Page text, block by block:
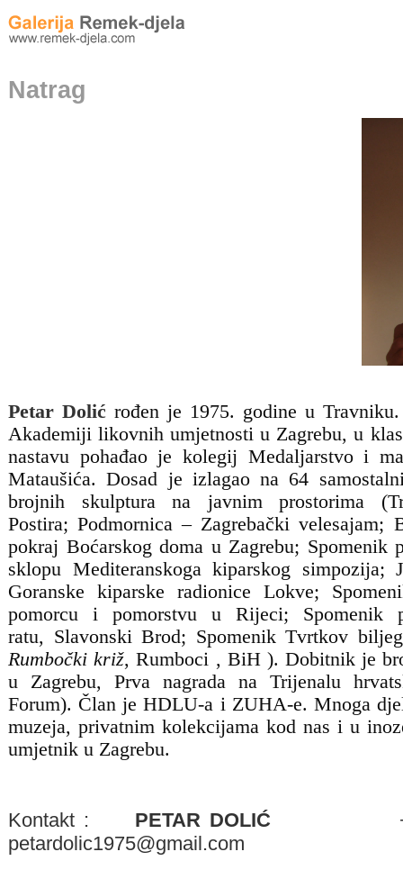
Natrag
Petar Dolić rođen je 1975. godine u
Akademiji likovnih umjetnosti u Zagrebu, u
nastavu pohađao je kolegij Medaljarstvo i
Mataušića. Dosad je izlagao na 64
brojnih skulptura na javnim prostorima (
Postira;Podmornica – Zagrebački velesajam;
pokraj Boćarskog doma u Zagrebu; Spomenik
sklopu Mediteranskoga kiparskog simpozija;
Goranske kiparske radionice Lokve;
pomorcu i pomorstvu u Rijeci; Spomenik
ratu, Slavonski Brod; Spomenik Tvrtkov
Rumbočki križ, Rumboci , BiH ). Dobitnik je
u Zagrebu, Prva nagrada na Trijenalu
Forum). Član je HDLU-a i ZUHA-e. Mnoga
muzeja, privatnim kolekcijama kod nas i u
umjetnik u Zagrebu.
Kontakt : PETAR DOLIĆ +385
petardolic1975@gmail.com